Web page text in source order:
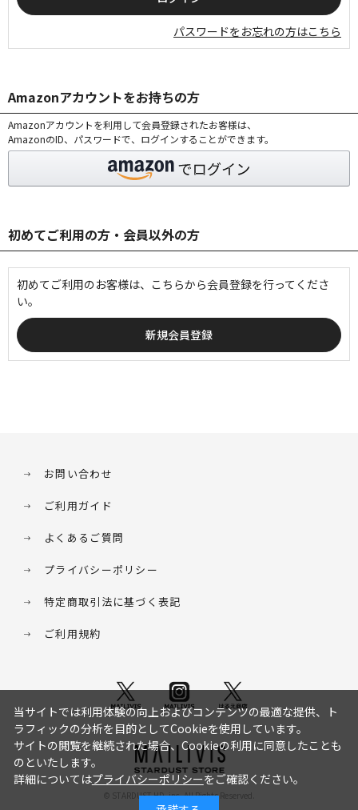
パスワードをお忘れの方はこちら
Amazonアカウントをお持ちの方
Amazonアカウントを利用して会員登録されたお客様は、
AmazonのID、パスワードで、ログインすることができます。
初めてご利用の方・会員以外の方
初めてご利用のお客様は、こちらから会員登録を行ってくださ
い。
お問い合わせ
ご利用ガイド
よくあるご質問
プライバシーポリシー
特定商取引法に基づく表記
ご利用規約
© STARDUST HD. inc. All Rights Reserved.
当サイトでは利用体験の向上およびコンテンツの最適な提供、ト
ラフィックの分析を目的としてCookieを使用しています。
サイトの閲覧を継続された場合、Cookieの利用に同意したことも
のといたします。
詳細についてはプライバシーポリシーをご確認ください。